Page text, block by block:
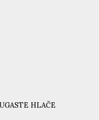
HLAČE